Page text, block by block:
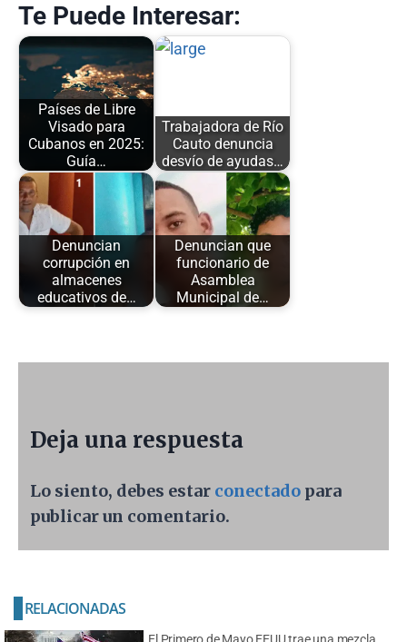
Te Puede Interesar:
Países de Libre
Visado para
Cubanos en 2025:
Guía…
Trabajadora de Río
Cauto denuncia
desvío de ayudas…
Denuncian
corrupción en
almacenes
educativos de…
Denuncian que
funcionario de
Asamblea
Municipal de…
Deja una respuesta
Lo siento, debes estar conectado para
publicar un comentario.
RELACIONADAS